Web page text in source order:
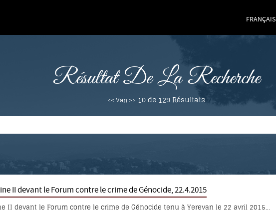
FRANÇAIS
Résultat De La Recherche
<< Van >> 10 de 129Résultats
II devant le Forum contre le crime de Génocide, 22.4.2015
II devant le Forum contre le crime de Génocide tenu à Yerevan le 22 avril 2015...